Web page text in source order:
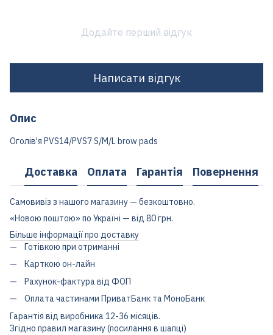
Додайте перший відгук
Написати відгук
Опис
Оголів'я PVS14/PVS7 S/M/L brow pads
Доставка Оплата Гарантія Повернення
Самовивіз з нашого магазину — безкоштовно.
«Новою поштою» по Україні — від 80 грн.
Більше інформації про доставку
Готівкою при отриманні
Карткою он-лайн
Рахунок-фактура від ФОП
Оплата частинами ПриватБанк та МоноБанк
Гарантія від виробника 12-36 місяців.
Згідно правил магазину (посилання в шапці)